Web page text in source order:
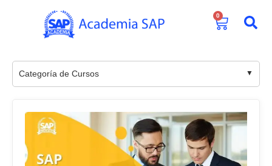
0
Categoría de Cursos